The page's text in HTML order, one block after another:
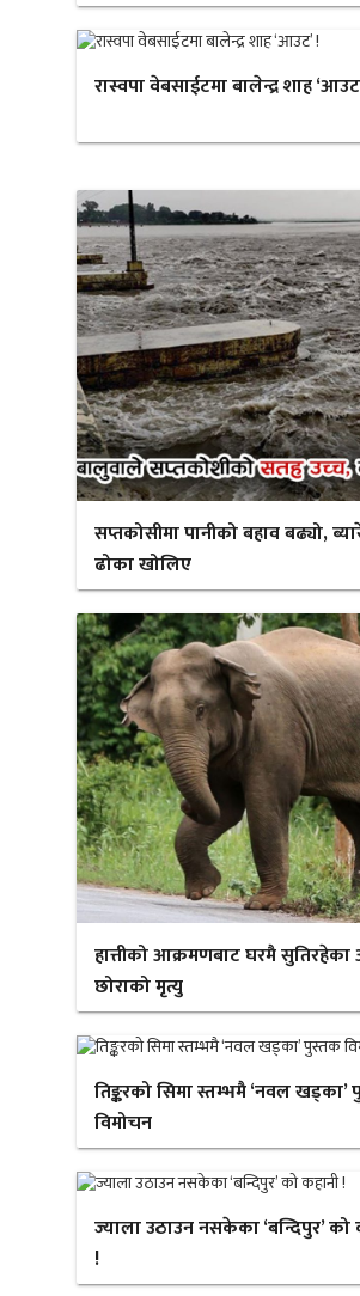
रास्वपा वेबसाईटमा बालेन्द्र शाह
सप्तकोसीमा पानीको बहाव बढ्यो,
ढोका खोलिए
हात्तीको आक्रमणबाट घरमै
छोराको मृत्यु
तिङ्करको सिमा स्तम्भमै ‘नवल खड्का’
विमोचन
ज्याला उठाउन नसकेका ‘बन्दिपुर’ को
!